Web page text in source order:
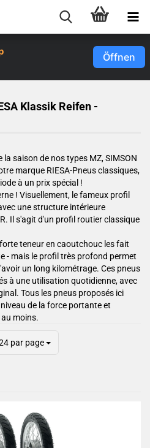
Öffnen
Klassik Reifen -
saison de nos types MZ, SIMSON
marque RIESA-Pneus classiques,
à un prix spécial !
! Visuellement, le fameux profil
une structure intérieure
Il s'agit d'un profil routier classique
teneur en caoutchouc les fait
- mais le profil très profond permet
un long kilométrage. Ces pneus
à une utilisation quotidienne, avec
Tous les pneus proposés ici
de la force portante et
moins.
par page